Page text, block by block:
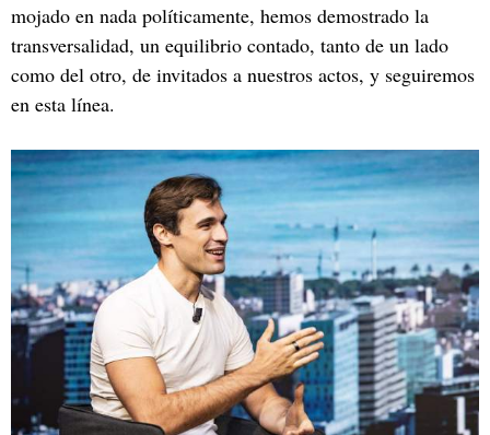
mojado en nada políticamente, hemos demostrado la
transversalidad, un equilibrio contado, tanto de un lado
como del otro, de invitados a nuestros actos, y seguiremos
en esta línea.